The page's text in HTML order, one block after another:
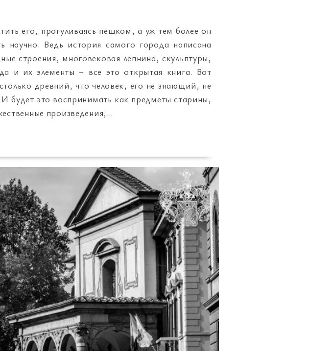
его, прогуливаясь пешком, а уж тем более он
научно. Ведь история самого города написана
строения, многовековая лепнина, скульптуры,
и их элементы – все это открытая книга. Вот
древний, что человек, его не знающий, не
будет это воспринимать как предметы старины,
произведения,…